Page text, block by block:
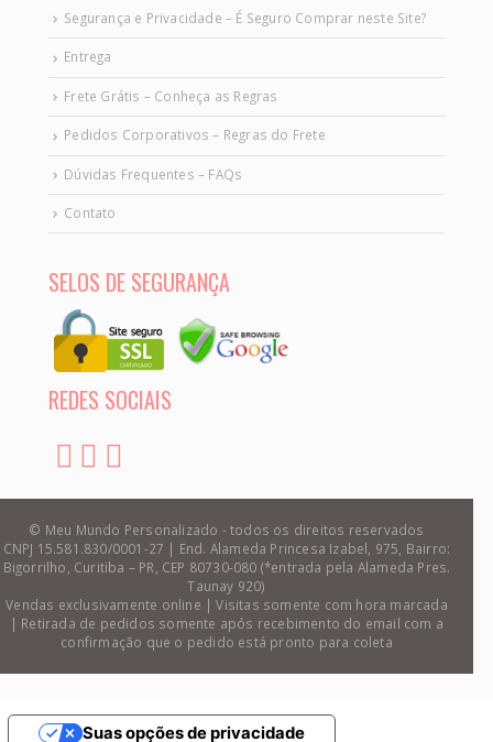
Segurança e Privacidade – É Seguro Comprar neste Site?
Entrega
Frete Grátis – Conheça as Regras
Pedidos Corporativos – Regras do Frete
Dúvidas Frequentes – FAQs
Contato
SELOS DE SEGURANÇA
REDES SOCIAIS
© Meu Mundo Personalizado - todos os direitos reservados
CNPJ 15.581.830/0001-27 | End. Alameda Princesa Izabel, 975, Bairro:
Bigorrilho, Curitiba – PR, CEP 80730-080 (*entrada pela Alameda Pres.
Taunay 920)
Vendas exclusivamente online | Visitas somente com hora marcada
| Retirada de pedidos somente após recebimento do email com a
confirmação que o pedido está pronto para coleta
Suas opções de privacidade